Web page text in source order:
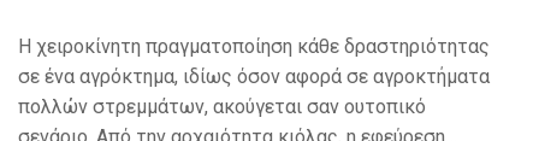
Η χειροκίνητη πραγματοποίηση κάθε δραστηριότητας
σε ένα αγρόκτημα, ιδίως όσον αφορά σε αγροκτήματα
πολλών στρεμμάτων, ακούγεται σαν ουτοπικό
σενάριο. Από την αρχαιότητα κιόλας, η εφεύρεση…